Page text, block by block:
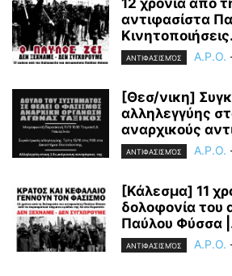
αντιφασίστα
ΑΝΤΙΦΑΣΙΣΜΌΣ A.P.O.
[Θεσ/νικη]
αλληλεγγύης
αναρχικούς
ΑΝΤΙΦΑΣΙΣΜΌΣ A.P.O.
[Κάλεσμα] 11
δολοφονία του
Παύλου Φύσσα
ΑΝΤΙΦΑΣΙΣΜΌΣ A.P.O.